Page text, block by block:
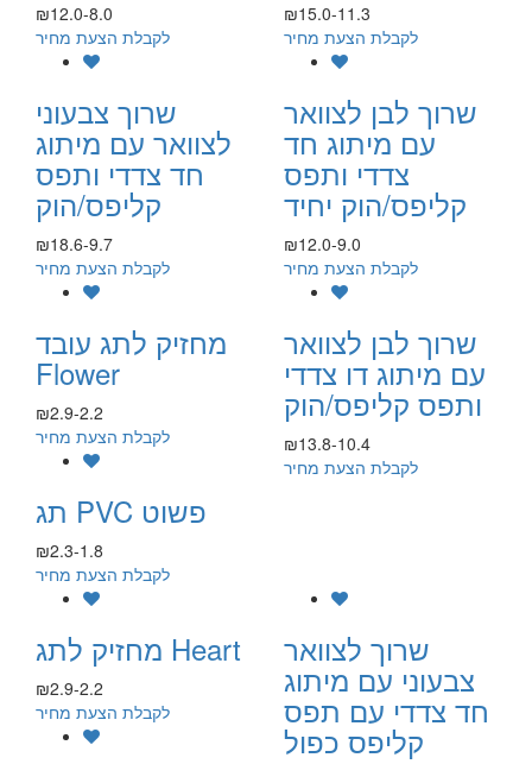
₪15.0-11.3
לקבלת הצעת מחיר
₪12.0-8.0
לקבלת הצעת מחיר
שרוך לבן לצוואר
עם מיתוג חד
צדדי ותפס
קליפס/הוק יחיד
₪12.0-9.0
לקבלת הצעת מחיר
שרוך צבעוני
לצוואר עם מיתוג
חד צדדי ותפס
קליפס/הוק
₪18.6-9.7
לקבלת הצעת מחיר
שרוך לבן לצוואר
עם מיתוג דו צדדי
ותפס קליפס/הוק
₪13.8-10.4
לקבלת הצעת מחיר
מחזיק לתג עובד
Flower
₪2.9-2.2
לקבלת הצעת מחיר
תג PVC פשוט
₪2.3-1.8
לקבלת הצעת מחיר
שרוך לצוואר
צבעוני עם מיתוג
חד צדדי עם תפס
קליפס כפול
מחזיק לתג Heart
₪2.9-2.2
לקבלת הצעת מחיר